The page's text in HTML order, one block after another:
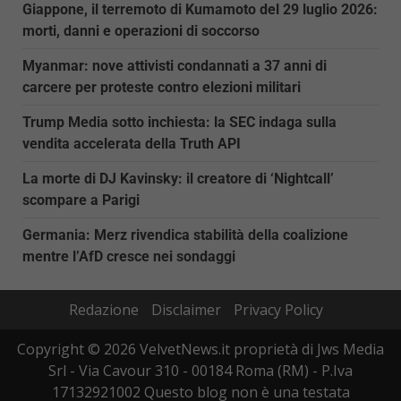
Giappone, il terremoto di Kumamoto del 29 luglio 2026:
morti, danni e operazioni di soccorso
Myanmar: nove attivisti condannati a 37 anni di
carcere per proteste contro elezioni militari
Trump Media sotto inchiesta: la SEC indaga sulla
vendita accelerata della Truth API
La morte di DJ Kavinsky: il creatore di ‘Nightcall’
scompare a Parigi
Germania: Merz rivendica stabilità della coalizione
mentre l’AfD cresce nei sondaggi
Redazione Disclaimer
Privacy Policy
Copyright © 2026 VelvetNews.it proprietà di Jws Media
Srl - Via Cavour 310 - 00184 Roma (RM) - P.Iva
17132921002 Questo blog non è una testata